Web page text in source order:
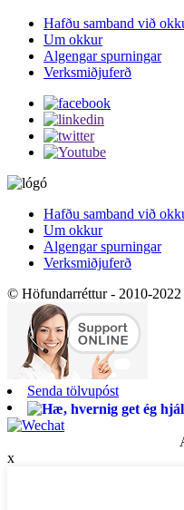
Hafðu samband við
Um okkur
Algengar spurningar
Verksmiðjuferð
Hafðu samband við
Um okkur
Algengar spurningar
Verksmiðjuferð
© Höfundarréttur - 2010-
Senda tölvupóst
x